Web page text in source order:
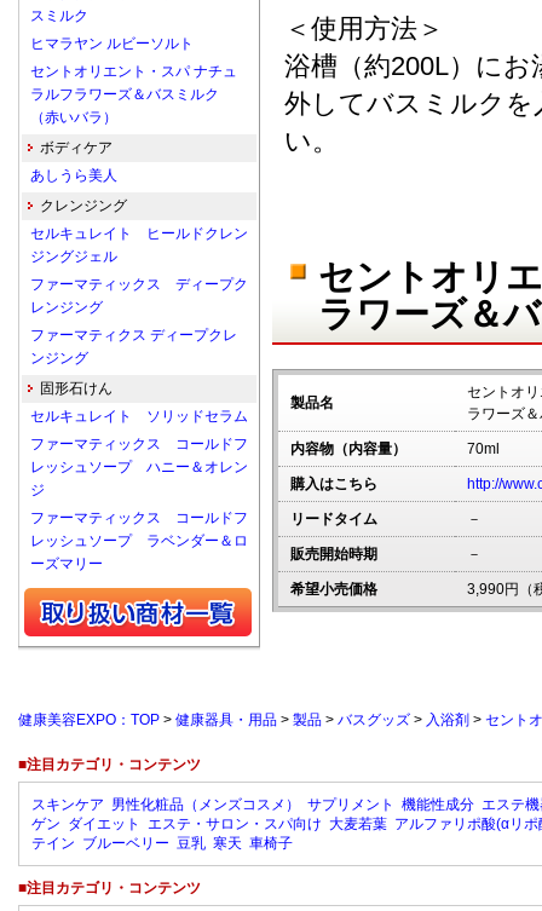
＜使用方法＞
浴槽（約200L）に
外してバスミルク
い。
セントオリ
ラワーズ＆
製品名
セントオ
ラワーズ
内容物（内容量） 70ml
購入はこちら http://
リードタイム －
販売開始時期 －
希望小売価格 3,990円（
スミルク
ヒマラヤン ルビーソルト
セントオリエント・スパ ナチュ
ラルフラワーズ＆バスミルク
（赤いバラ）
ボディケア
あしうら美人
クレンジング
セルキュレイト ヒールドクレン
ジングジェル
ファーマティックス ディープク
レンジング
ファーマティクス ディープクレ
ンジング
固形石けん
セルキュレイト ソリッドセラム
ファーマティックス コールドフ
レッシュソープ ハニー＆オレン
ジ
ファーマティックス コールドフ
レッシュソープ ラベンダー＆ロ
ーズマリー
健康美容EXPO：TOP > 健康器具・用品 > 製品 > バスグッズ > 入浴剤 > セント
■注目カテゴリ・コンテンツ
スキンケア 男性化粧品（メンズコスメ） サプリメント 機能性成分 エステ
ゲン ダイエット エステ・サロン・スパ向け 大麦若葉 アルファリポ酸(αリポ
テイン ブルーベリー 豆乳 寒天 車椅子
■注目カテゴリ・コンテンツ